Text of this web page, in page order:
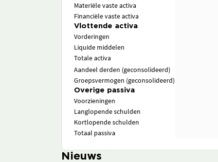
Materiële vaste activa
Financiële vaste activa
Vlottende activa
Vorderingen
Liquide middelen
Totale activa
Aandeel derden (geconsolideerd)
Groepsvermogen (geconsolideerd)
Overige passiva
Voorzieningen
Langlopende schulden
Kortlopende schulden
Totaal passiva
Nieuws